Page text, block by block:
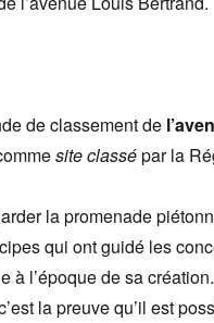
de classement de
site classépar la
la promenade
qui ont guidé les
à l’époque de sa création.
la preuve qu’il est